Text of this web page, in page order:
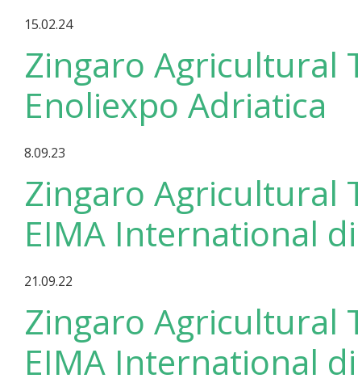
15.02.24
Zingaro Agricultural
Enoliexpo Adriatica
8.09.23
Zingaro Agricultural
EIMA International
21.09.22
Zingaro Agricultural
EIMA International